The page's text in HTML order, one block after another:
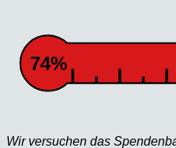
74%
Wir versuchen das